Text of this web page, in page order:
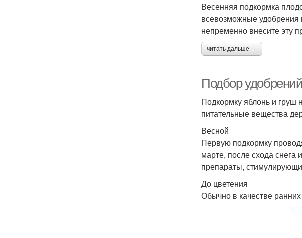
Весенняя подкормка
всевозможные удобрения
непременно внесите эту
читать дальше →
Подбор
Подкормку яблонь и груш
питательные вещества
Весной
Первую подкормку
марте, после схода
препараты,
До цветения
Обычно в качестве